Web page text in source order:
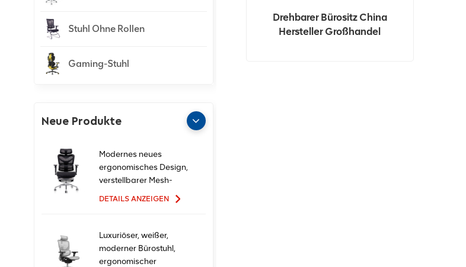
Drehbarer Bürositz China
Hersteller Großhandel
Stuhl Ohne Rollen
Gaming-Stuhl
Neue Produkte
Modernes neues
ergonomisches Design,
verstellbarer Mesh-
DETAILS ANZEIGEN
Luxuriöser, weißer,
moderner Bürostuhl,
ergonomischer